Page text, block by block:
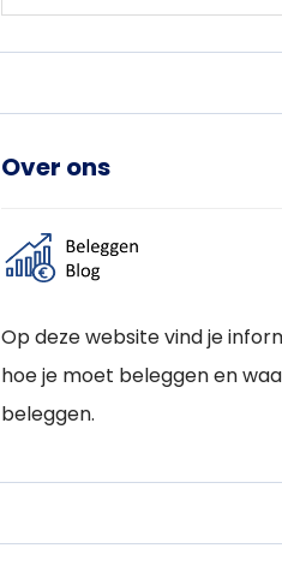
Over ons
Op deze website vind je
hoe je moet beleggen en
beleggen.